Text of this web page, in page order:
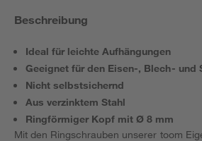
Beschreibung
Ideal für leichte Aufhängungen
Geeignet für den Eisen-, Blech- und
Nicht selbstsichernd
Aus verzinktem Stahl
Ringförmiger Kopf mit Ø 8 mm
Mit den Ringschrauben unserer toom